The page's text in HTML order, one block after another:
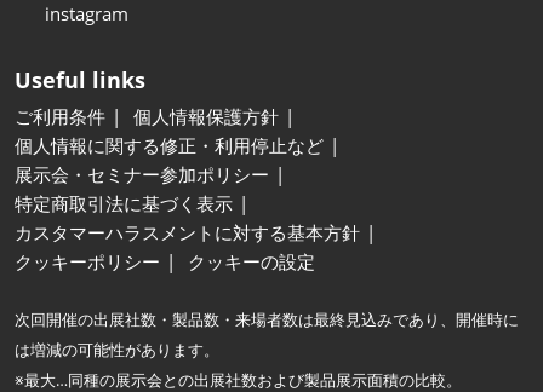
instagram
Useful links
ご利用条件
個人情報保護方針
個人情報に関する修正・利用停止など
展示会・セミナー参加ポリシー
特定商取引法に基づく表示
カスタマーハラスメントに対する基本方針
クッキーポリシー
クッキーの設定
次回開催の出展社数・製品数・来場者数は最終見込みであり、開催時に
は増減の可能性があります。
※最大…同種の展示会との出展社数および製品展示面積の比較。